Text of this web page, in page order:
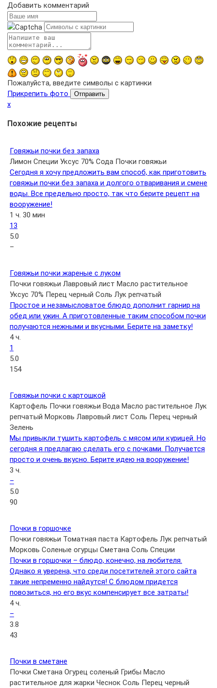
Добавить комментарий
Пожалуйста, введите символы с картинки
Прикрепить фото
Отправить
x
Похожие рецепты
Говяжьи почки без запаха
Лимон Специи Уксус 70% Сода Почки говяжьи
Сегодня я хочу предложить вам способ, как приготовить
говяжьи почки без запаха и долгого отваривания и смене
воды. Все предельно просто, так что берите рецепт на
вооружение!
1 ч. 30 мин
13
5.0
–
Говяжьи почки жареные с луком
Почки говяжьи Лавровый лист Масло растительное
Уксус 70% Перец черный Соль Лук репчатый
Простое и незамысловатое блюдо дополнит гарнир на
обед или ужин. А приготовленные таким способом почки
получаются нежными и вкусными. Берите на заметку!
4 ч.
1
5.0
154
Говяжьи почки с картошкой
Картофель Почки говяжьи Вода Масло растительное Лук
репчатый Морковь Лавровый лист Соль Перец черный
Зелень
Мы привыкли тушить картофель с мясом или курицей. Но
сегодня я предлагаю сделать его с почками. Получается
просто и очень вкусно. Берите идею на вооружение!
3 ч.
–
5.0
90
Почки в горшочке
Почки говяжьи Томатная паста Картофель Лук репчатый
Морковь Соленые огурцы Сметана Соль Специи
Почки в горшочки – блюдо, конечно, на любителя.
Однако я уверена, что среди посетителей этого сайта
такие непременно найдутся! С блюдом придется
повозиться, но его вкус компенсирует все затраты!
4 ч.
–
3.8
43
Почки в сметане
Почки Сметана Огурец соленый Грибы Масло
растительное для жарки Чеснок Соль Перец черный